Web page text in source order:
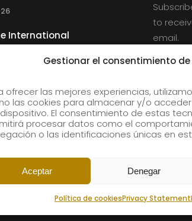
Gestionar el consentimiento de
ofrecer las mejores experiencias,
las cookies para almacenar y/o
El consentimiento de estas
procesar datos como el
o las identificaciones únicas en
Aceptar Denegar
Política de cookiesPrivacy Statement
International
for Young
Big Band
a Charles
el 61 Jazzaldia
to
email.